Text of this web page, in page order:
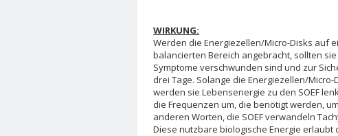
WIRKUNG:
Werden die Energiezellen/Micro-Disks auf
balancierten Bereich angebracht, sollten
Symptome verschwunden sind und zur
drei Tage. Solange die Energiezellen/
werden sie Lebensenergie zu den SOEF
die Frequenzen um, die benötigt werden,
anderen Worten, die SOEF verwandeln
Diese nutzbare biologische Energie erlaubt